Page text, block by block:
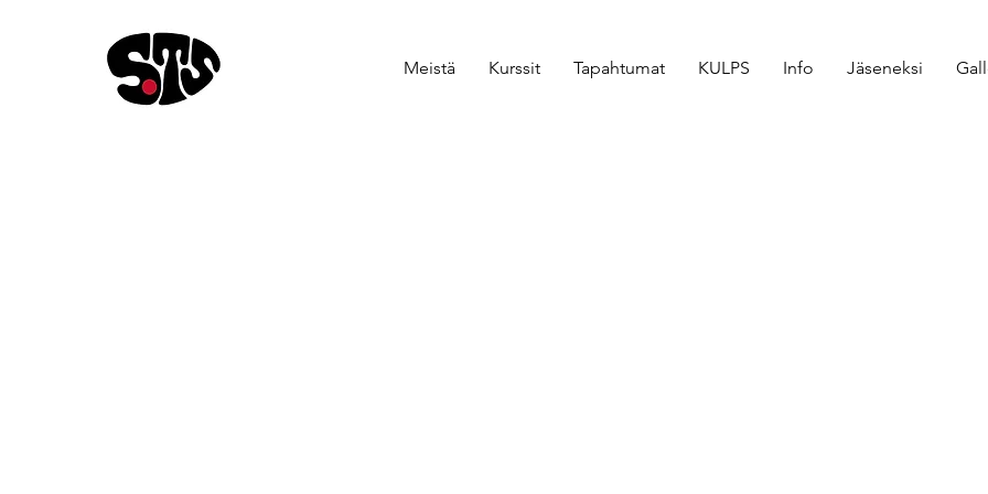
Meistä Kurssit Tapahtumat KULPS Info Jäseneksi